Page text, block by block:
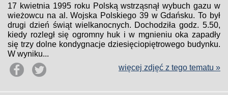
17 kwietnia 1995 roku Polską wstrząsnął wybuch gazu w
wieżowcu na al. Wojska Polskiego 39 w Gdańsku. To był
drugi dzień świąt wielkanocnych. Dochodziła godz. 5.50,
kiedy rozległ się ogromny huk i w mgnieniu oka zapadły
się trzy dolne kondygnacje dziesięciopiętrowego budynku.
W wyniku...
więcej zdjęć z tego tematu »